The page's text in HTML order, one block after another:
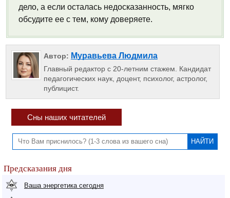
дело, а если осталась недосказанность, мягко
обсудите ее с тем, кому доверяете.
Автор: Муравьева Людмила
Главный редактор с 20-летним стажем. Кандидат
педагогических наук, доцент, психолог, астролог,
публицист.
Сны наших читателей
Предсказания дня
Ваша энергетика сегодня